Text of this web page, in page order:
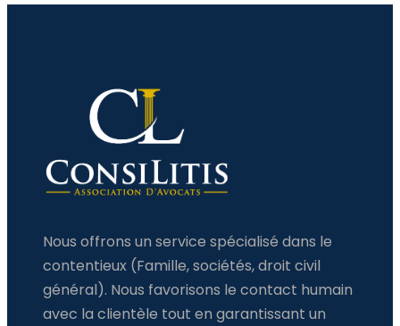
Nous offrons un service spécialisé dans le
contentieux (Famille, sociétés, droit civil
général). Nous favorisons le contact humain
avec la clientèle tout en garantissant un